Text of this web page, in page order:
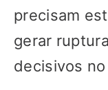
precisam
gerar
decisivos